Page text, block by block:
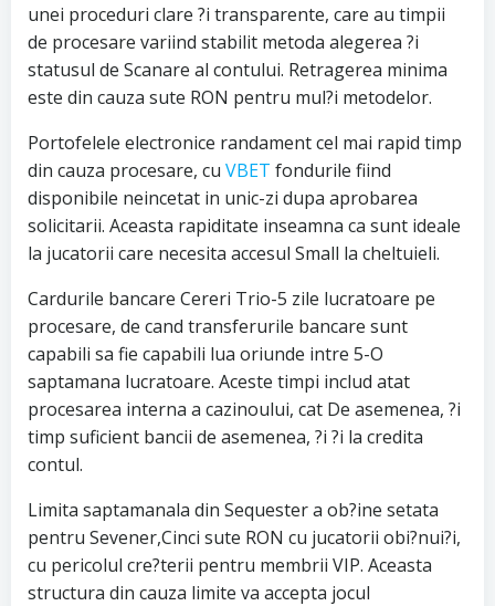
unei proceduri clare ?i transparente, care au timpii
de procesare variind stabilit metoda alegerea ?i
statusul de Scanare al contului. Retragerea minima
este din cauza sute RON pentru mul?i metodelor.
Portofelele electronice randament cel mai rapid timp
din cauza procesare, cu VBET fondurile fiind
disponibile neincetat in unic-zi dupa aprobarea
solicitarii. Aceasta rapiditate inseamna ca sunt ideale
la jucatorii care necesita accesul Small la cheltuieli.
Cardurile bancare Cereri Trio-5 zile lucratoare pe
procesare, de cand transferurile bancare sunt
capabili sa fie capabili lua oriunde intre 5-O
saptamana lucratoare. Aceste timpi includ atat
procesarea interna a cazinoului, cat De asemenea, ?i
timp suficient bancii de asemenea, ?i ?i la credita
contul.
Limita saptamanala din Sequester a ob?ine setata
pentru Sevener,Cinci sute RON cu jucatorii obi?nui?i,
cu pericolul cre?terii pentru membrii VIP. Aceasta
structura din cauza limite va accepta jocul